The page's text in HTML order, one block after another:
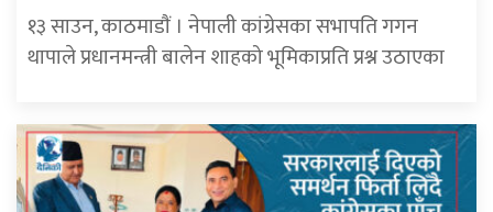
१३ साउन, काठमाडाैं । नेपाली कांग्रेसका सभापति गगन
थापाले प्रधानमन्त्री बालेन शाहको भूमिकाप्रति प्रश्न उठाएका